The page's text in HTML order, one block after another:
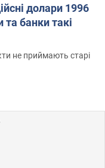
долари 1996
банки такі
не приймають старі